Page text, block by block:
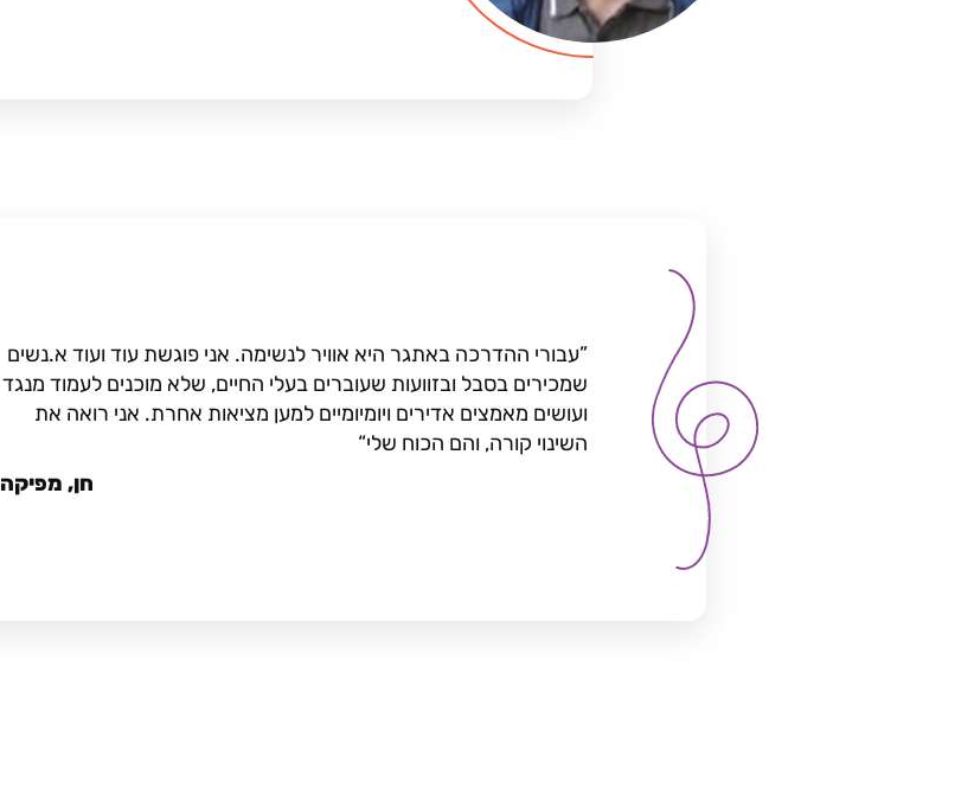
עבורי ההדרכה באתגר היא אוויר לנשימה. אני פוגשת עוד ועוד א.נשים
שמכירים בסבל ובזוועות שעוברים בעלי החיים, שלא מוכנים לעמוד מנגד
ועושים מאמצים אדירים ויומיומיים למען מציאות אחרת. אני רואה את
השינוי קורה, והם הכוח שלי
חן, מפיקה